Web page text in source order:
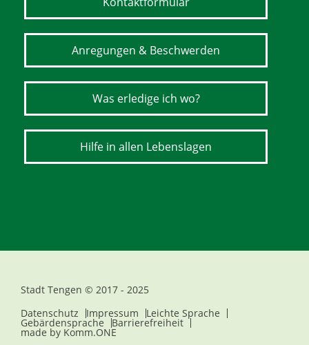
Anregungen & Beschwerden
Was erledige ich wo?
Hilfe in allen Lebenslagen
Stadt Tengen © 2017 - 2025
Datenschutz
Impressum Leichte Sprache
Gebärdensprache Barrierefreiheit
made by Komm.ONE